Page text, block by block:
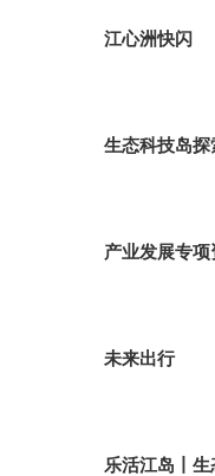
江心洲快闪
生态科技岛
产业发展专项
未来出行
乐活江岛丨